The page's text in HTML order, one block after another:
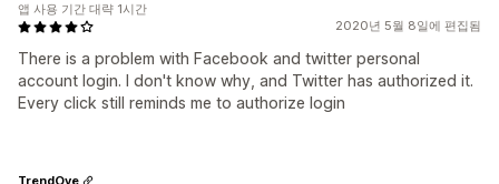
2020년 5월 8일에 편집됨
There is a problem with Facebook and twitter personal
account login. I don't know why, and Twitter has authorized it.
Every click still reminds me to authorize login
앱 사용 기간 대략 1시간
TrendOye